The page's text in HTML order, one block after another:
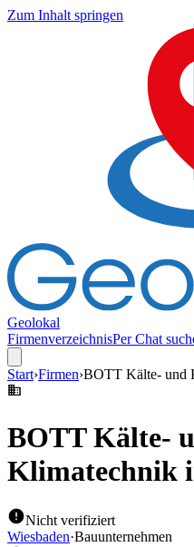
Zum Inhalt springen
Geolokal
FirmenverzeichnisPer Chat
Start›Firmen›BOTT Kälte- und
BOTT Kälte-
Klimatechnik
Nicht verifiziert
Wiesbaden·Bauunternehmen